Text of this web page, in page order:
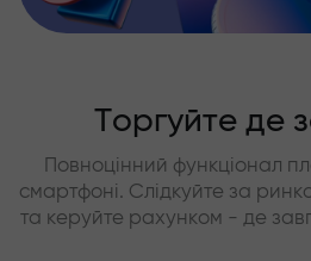
Торгуйте де
Повноцінний функціонал
смартфоні. Слідкуйте за
та керуйте рахунком - де